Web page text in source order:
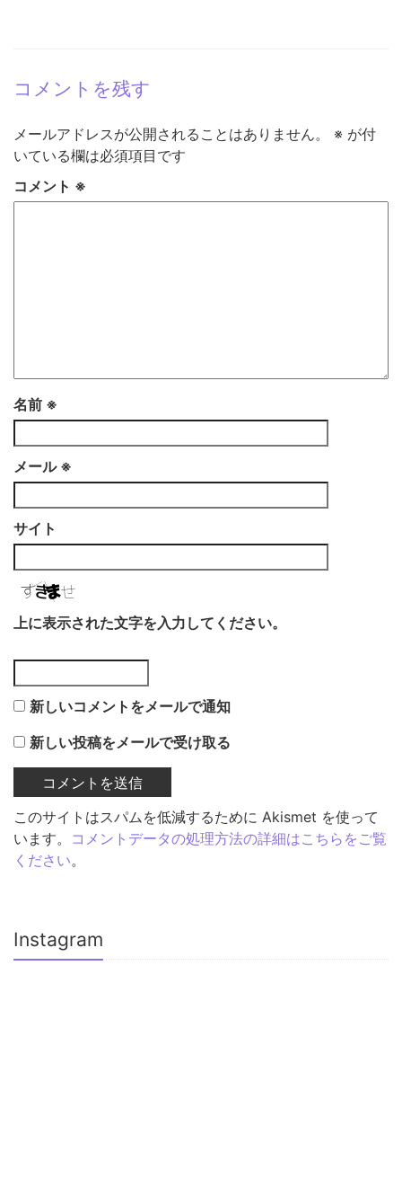
コメントを残す
メールアドレスが公開されることはありません。 ※ が付
いている欄は必須項目です
コメント ※
名前 ※
メール ※
サイト
上に表示された文字を入力してください。
新しいコメントをメールで通知
新しい投稿をメールで受け取る
このサイトはスパムを低減するために Akismet を使って
います。 コメントデータの処理方法の詳細はこちらをご覧
ください。
Instagram